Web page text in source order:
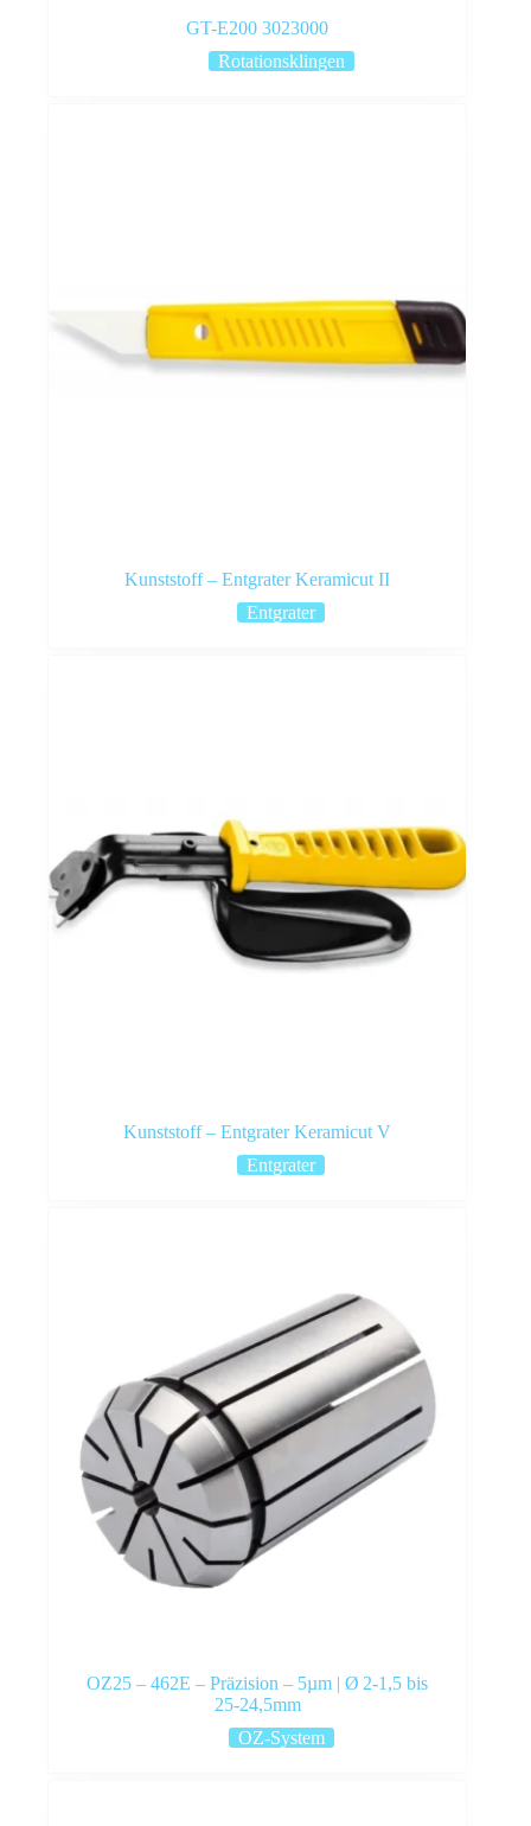
GT-E200 3023000
Rotationsklingen
Kunststoff – Entgrater Keramicut II
Entgrater
Kunststoff – Entgrater Keramicut V
Entgrater
OZ25 – 462E – Präzision – 5µm | Ø 2‑1,5 bis
25‑24,5mm
OZ-System